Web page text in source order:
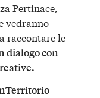
Pertinace,
vedranno
raccontare le
dialogo con